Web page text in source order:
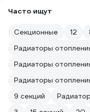
Часто ищут
Секционные 12
Радиаторы
Радиаторы
Радиаторы
9 секций